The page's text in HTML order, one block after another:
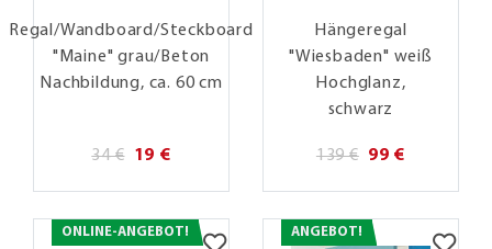
Regal/Wandboard/Steckboard
"Maine" grau/Beton
Nachbildung, ca. 60 cm
34 € 19 €
Hängeregal
"Wiesbaden" weiß
Hochglanz,
schwarz
139 € 99 €
ONLINE-ANGEBOT! ANGEBOT!